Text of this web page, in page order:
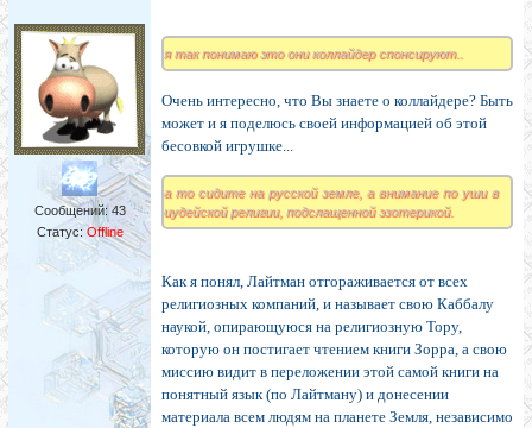
Сообщений: 43
Статус: Offline
я так понимаю это они коллайдер спонсируют..
Очень интересно, что Вы знаете о коллайдере? Быть
может и я поделюсь своей информацией об этой
бесовкой игрушке...
а то сидите на русской земле, а внимание по уши в
иудейской религии, подслащенной эзотерикой.
Как я понял, Лайтман отгораживается от всех
религиозных компаний, и называет свою Каббалу
наукой, опирающуюся на религиозную Тору,
которую он постигает чтением книги Зорра, а свою
миссию видит в переложении этой самой книги на
понятный язык (по Лайтману) и донесении
материала всем людям на планете Земля, независимо